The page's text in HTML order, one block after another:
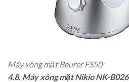
Máy xông mặt Beurer FS50
4.8. Máy xông mặt Nikio NK-B026